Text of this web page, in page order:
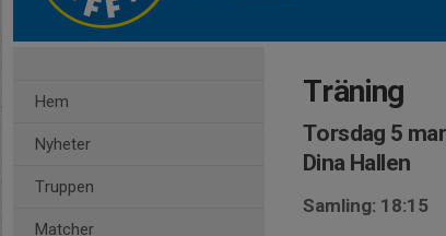
Hem
Nyheter
Truppen
Matcher
Träning
Torsdag 5
Dina Hallen
Samling: 18:15